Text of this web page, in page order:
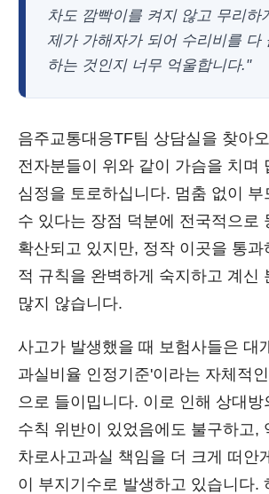
차도 깜빡이를 켜지 않고 무리하
제가 가해자가 되어 수리비를 다
하는 것인지 너무 억울합니다."
음주교통대응TF팀 상담실을 찾아
전자분들이 위와 같이 가슴을 치며
심정을 토로하십니다. 멈춤 없이
수 있다는 장점 덕분에 전국적으로
확산되고 있지만, 정작 이곳을 통과
적 규칙을 완벽하게 숙지하고 계신
많지 않습니다.
사고가 발생했을 때 보험사들은 대
과실비율 인정기준'이라는 자체적
으로 들이밉니다. 이로 인해 상대방
수칙 위반이 있었음에도 불구하고,
차로사고과실 책임을 더 크게 떠안
이 부지기수로 발생하고 있습니다.